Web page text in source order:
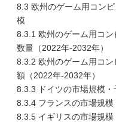
8.3 欧州のゲーム用コン
模
8.3.1 欧州のゲーム用コ
数量（2022年-2032年）
8.3.2 欧州のゲーム用コ
額（2022年-2032年）
8.3.3 ドイツの市場規模・
8.3.4 フランスの市場規模
8.3.5 イギリスの市場規模